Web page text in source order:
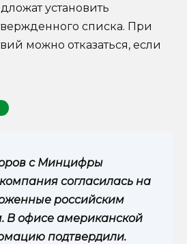
установить
списка. При
можно отказаться, если
с Минцифры
согласилась на
российским
В офисе американской
подтвердили.